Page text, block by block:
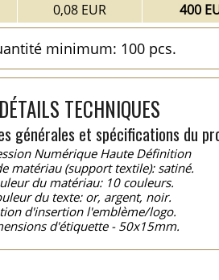
0,08 EUR 400
minimum: 100 pcs.
DÉTAILS TECHNIQUES
générales et spécifications du
Numérique Haute Définition
matériau (support textile): satiné.
du matériau: 10 couleurs.
du texte: or, argent, noir.
d'insertion l'emblème/logo.
d'étiquette - 50x15mm.